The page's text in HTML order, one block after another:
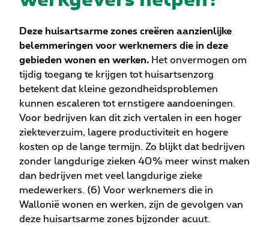
Deze huisartsarme zones creëren aanzienlijke
belemmeringen voor werknemers die in deze
gebieden wonen en werken. Het onvermogen om
tijdig toegang te krijgen tot huisartsenzorg
betekent dat kleine gezondheidsproblemen
kunnen escaleren tot ernstigere aandoeningen.
Voor bedrijven kan dit zich vertalen in een hoger
ziekteverzuim, lagere productiviteit en hogere
kosten op de lange termijn. Zo blijkt dat bedrijven
zonder langdurige zieken 40% meer winst maken
dan bedrijven met veel langdurige zieke
medewerkers. (6) Voor werknemers die in
Wallonië wonen en werken, zijn de gevolgen van
deze huisartsarme zones bijzonder acuut.